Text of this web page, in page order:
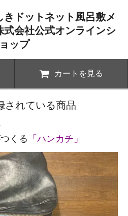
ドットネット風呂敷メ
式会社公式オンラインシ
ョップ
カートを見る
されている商品
くる 「ハンカチ」